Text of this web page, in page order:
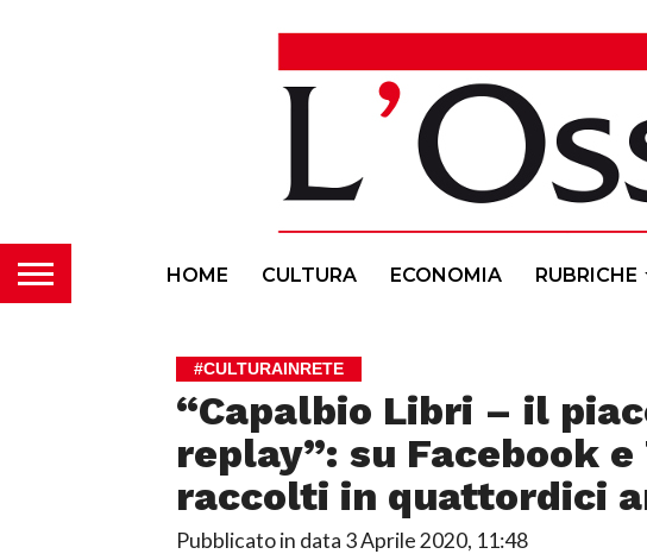
HOME CULTURA ECONOMIA RUBRICHE
#CULTURAINRETE
“Capalbio Libri – il
replay”: su Facebook
raccolti in quattordici
Pubblicato in data 3 Aprile 2020, 11:48